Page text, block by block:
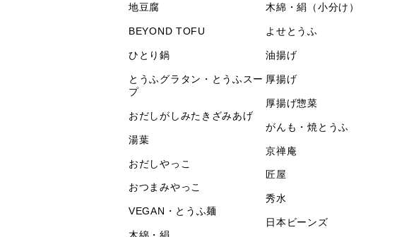
地豆腐
BEYOND TOFU
ひとり鍋
とうふグラタン・とうふスー
プ
おだしがしみたきざみあげ
湯葉
おだしやっこ
おつまみやっこ
VEGAN・とうふ麺
木綿・絹（小分け）
よせとうふ
油揚げ
厚揚げ
厚揚げ惣菜
がんも・焼とうふ
京禅庵
匠屋
秀水
日本ビーンズ